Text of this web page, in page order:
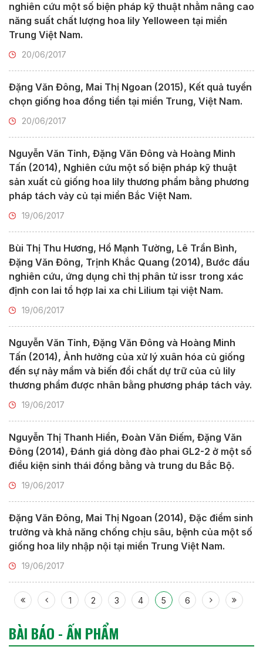
nghiên cứu một số biện pháp kỹ thuật nhằm nâng cao
năng suất chất lượng hoa lily Yelloween tại miền
Trung Việt Nam.
20/06/2017
Đặng Văn Đông, Mai Thị Ngoan (2015), Kết quả tuyển
chọn giống hoa đồng tiền tại miền Trung, Việt Nam.
20/06/2017
Nguyễn Văn Tỉnh, Đặng Văn Đông và Hoàng Minh
Tấn (2014), Nghiên cứu một số biện pháp kỹ thuật
sản xuất củ giống hoa lily thương phẩm bằng phương
pháp tách vảy củ tại miền Bắc Việt Nam.
19/06/2017
Bùi Thị Thu Hương, Hồ Mạnh Tường, Lê Trần Bình,
Đặng Văn Đông, Trịnh Khắc Quang (2014), Bước đầu
nghiên cứu, ứng dụng chỉ thị phân tử issr trong xác
định con lai tổ hợp lai xa chi Lilium tại việt Nam.
19/06/2017
Nguyễn Văn Tỉnh, Đặng Văn Đông và Hoàng Minh
Tấn (2014), Ảnh hưởng của xử lý xuân hóa củ giống
đến sự nảy mầm và biến đổi chất dự trữ của củ lily
thương phẩm được nhân bằng phương pháp tách vảy.
19/06/2017
Nguyễn Thị Thanh Hiền, Đoàn Văn Điếm, Đặng Văn
Đông (2014), Đánh giá dòng đào phai GL2-2 ở một số
điều kiện sinh thái đồng bằng và trung du Bắc Bộ.
19/06/2017
Đặng Văn Đông, Mai Thị Ngoan (2014), Đặc điểm sinh
trưởng và khả năng chống chịu sâu, bệnh của một số
giống hoa lily nhập nội tại miền Trung Việt Nam.
19/06/2017
1 2 3 4 5 6
BÀI BÁO - ẤN PHẨM